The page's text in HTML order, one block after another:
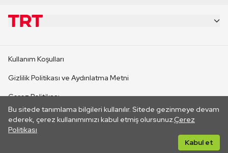
Bu sitede tanımlama bilgileri kullanılır. Sitede gezinmeye devam
ederek, çerez kullanımımızı kabul etmiş olursunuz.Çerez
Politikası
Kabul et
CANLI YAYINLAR
Kullanım Koşulları
Gizlilik Politikası ve Aydınlatma Metni
Çerez Politikası
İletişim
Her hakkı saklıdır. ©2026 TRT. Bağlantı yoluyla gidilen dış